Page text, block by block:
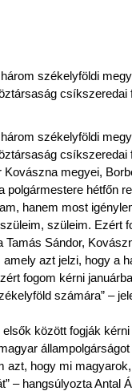
székelyföldi
csíkszeredai
székelyföldi
csíkszeredai
megyei,
hétfőn
hanem most
szüleim.
Sándor,
azt jelzi, hogy
fogom kérni
számára” –
között fogják
hogy mi
– hangsúlyozta Antal